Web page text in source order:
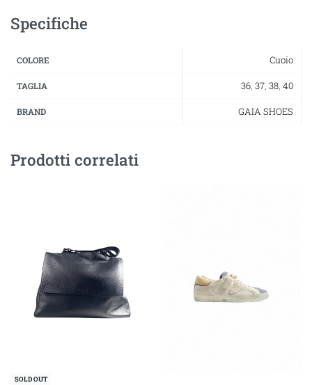
Specifiche
COLORE Cuoio
TAGLIA 36, 37, 38, 40
BRAND GAIA SHOES
Prodotti correlati
SOLD OUT